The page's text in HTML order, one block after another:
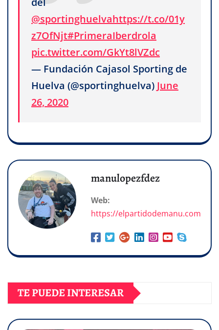
@sportinghuelvahttps://t.co/01y
z7OfNjt#PrimeraIberdrola
pic.twitter.com/GkYt8lVZdc
— Fundación Cajasol Sporting de
Huelva (@sportinghuelva) June
26, 2020
manulopezfdez
Web:
https://elpartidodemanu.com
TE PUEDE INTERESAR